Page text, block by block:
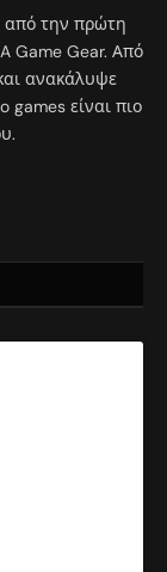
από την πρώτη
Game Gear. Από
ανακάλυψε
games είναι πιο